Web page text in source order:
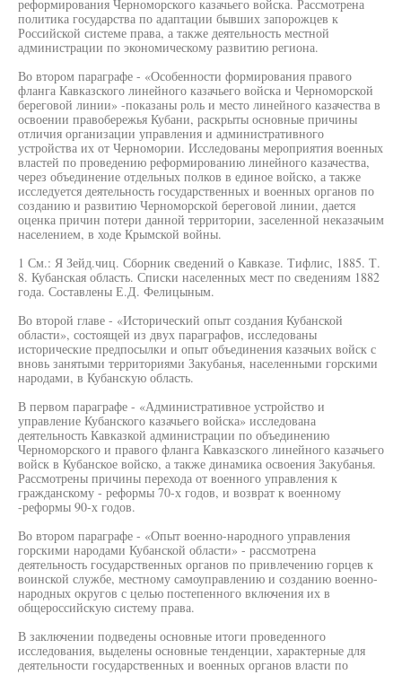
реформирования Черноморского казачьего войска. Рассмотрена
политика государства по адаптации бывших запорожцев к
Российской системе права, а также деятельность местной
администрации по экономическому развитию региона.
Во втором параграфе - «Особенности формирования правого
фланга Кавказского линейного казачьего войска и Черноморской
береговой линии» -показаны роль и место линейного казачества в
освоении правобережья Кубани, раскрыты основные причины
отличия организации управления и административного
устройства их от Черномории. Исследованы мероприятия военных
властей по проведению реформированию линейного казачества,
через объединение отдельных полков в единое войско, а также
исследуется деятельность государственных и военных органов по
созданию и развитию Черноморской береговой линии, дается
оценка причин потери данной территории, заселенной неказачьим
населением, в ходе Крымской войны.
1 См.: Я Зейд.чиц. Сборник сведений о Кавказе. Тифлис, 1885. Т.
8. Кубанская область. Списки населенных мест по сведениям 1882
года. Составлены Е.Д. Фелицыным.
Во второй главе - «Исторический опыт создания Кубанской
области», состоящей из двух параграфов, исследованы
исторические предпосылки и опыт объединения казачьих войск с
вновь занятыми территориями Закубанья, населенными горскими
народами, в Кубанскую область.
В первом параграфе - «Административное устройство и
управление Кубанского казачьего войска» исследована
деятельность Кавказкой администрации по объединению
Черноморского и правого фланга Кавказского линейного казачьего
войск в Кубанское войско, а также динамика освоения Закубанья.
Рассмотрены причины перехода от военного управления к
гражданскому - реформы 70-х годов, и возврат к военному
-реформы 90-х годов.
Во втором параграфе - «Опыт военно-народного управления
горскими народами Кубанской области» - рассмотрена
деятельность государственных органов по привлечению горцев к
воинской службе, местному самоуправлению и созданию военно-
народных округов с целью постепенного включения их в
общероссийскую систему права.
В заключении подведены основные итоги проведенного
исследования, выделены основные тенденции, характерные для
деятельности государственных и военных органов власти по